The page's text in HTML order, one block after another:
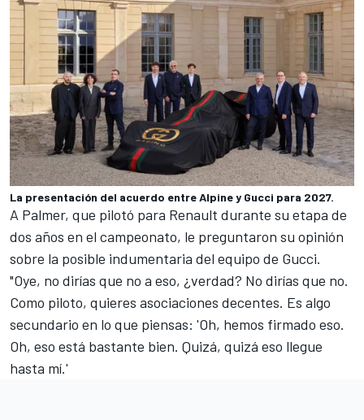
La presentación del acuerdo entre Alpine y Gucci para 2027.
A Palmer, que pilotó para Renault durante su etapa de
dos años en el campeonato, le preguntaron su opinión
sobre la posible indumentaria del equipo de Gucci.
"Oye, no dirías que no a eso, ¿verdad? No dirías que no.
Como piloto, quieres asociaciones decentes. Es algo
secundario en lo que piensas: 'Oh, hemos firmado eso.
Oh, eso está bastante bien. Quizá, quizá eso llegue
hasta mí.'